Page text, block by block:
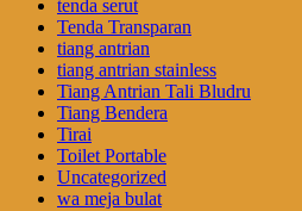
tenda serut
Tenda Transparan
tiang antrian
tiang antrian stainless
Tiang Antrian Tali Bludru
Tiang Bendera
Tirai
Toilet Portable
Uncategorized
wa meja bulat